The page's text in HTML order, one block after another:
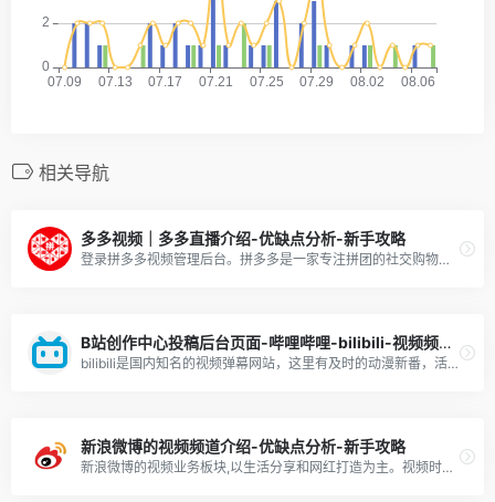
相关导航
多多视频｜多多直播介绍-优缺点分析-新手攻略
登录拼多多视频管理后台。拼多多是一家专注拼团的社交购物网站，让用户通过发起和朋友，家人，邻居等的拼团，以更低的价格，拼团购买优质商品。拼多多，多实惠，多乐趣
B站创作中心投稿后台页面-哔哩哔哩-bilibili-视频频道介绍-优缺点分析-新手攻略
bilibili是国内知名的视频弹幕网站，这里有及时的动漫新番，活跃的ACG氛围，有创意的Up主。大家可以在这里找到许多欢乐。
新浪微博的视频频道介绍-优缺点分析-新手攻略
新浪微博的视频业务板块,以生活分享和网红打造为主。视频时长较短,以图片、文字和视频的结合为特征。平台与微博强大的影响力和社交属性相结合,使视频容易在中国范围内获得高曝光和流量。